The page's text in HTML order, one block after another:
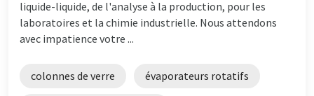
liquide-liquide, de l'analyse à la production, pour les
laboratoires et la chimie industrielle. Nous attendons
avec impatience votre ...
colonnes de verre évaporateurs rotatifs